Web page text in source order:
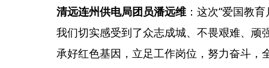
清远连州供电局团员潘远维 ：这次“爱国教
我们切实感受到了众志成城、不畏艰难、
承好红色基因，立足工作岗位，努力奋斗，